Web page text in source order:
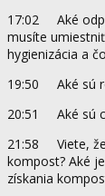
17:02 Aké
musíte
hygienizácia a
19:50 Aké sú
20:51 Aké sú
21:58 Viete, že
kompost? Aké
získania